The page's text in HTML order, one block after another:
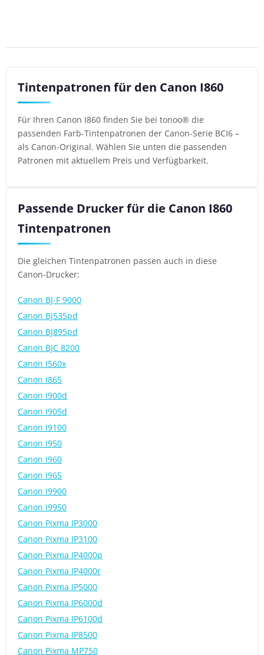
Tintenpatronen für den Canon I860
Für Ihren Canon I860 finden Sie bei tonoo® die
passenden Farb-Tintenpatronen der Canon-Serie BCI6 –
als Canon-Original. Wählen Sie unten die passenden
Patronen mit aktuellem Preis und Verfügbarkeit.
Passende Drucker für die Canon I860
Tintenpatronen
Die gleichen Tintenpatronen passen auch in diese
Canon-Drucker:
Canon BJ-F 9000
Canon BJ535pd
Canon BJ895pd
Canon BJC 8200
Canon I560x
Canon I865
Canon I900d
Canon I905d
Canon I9100
Canon I950
Canon I960
Canon I965
Canon I9900
Canon I9950
Canon Pixma IP3000
Canon Pixma IP3100
Canon Pixma IP4000p
Canon Pixma IP4000r
Canon Pixma IP5000
Canon Pixma IP6000d
Canon Pixma IP6100d
Canon Pixma IP8500
Canon Pixma MP750